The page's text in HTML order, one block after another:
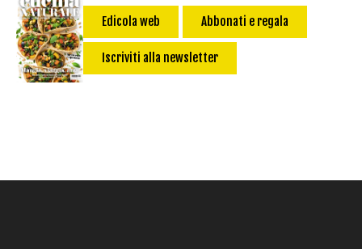
Vegan
Pane
Primo
Salsa
Impatto Glicemico:
Calorie max (kcal):
Edicola web Abbonati e regala
Iscriviti alla newsletter